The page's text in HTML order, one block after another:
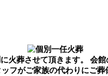
火葬させて頂きます。 会
フがご家族の代わりにご葬